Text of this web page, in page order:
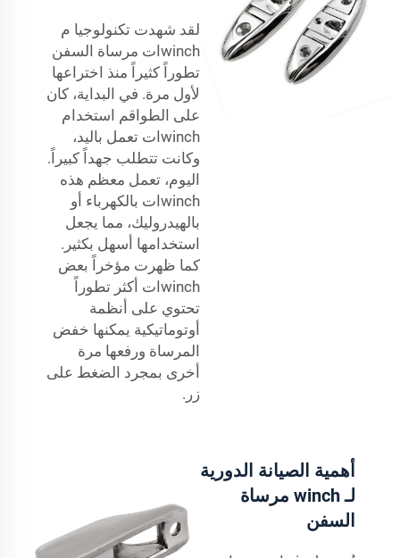
لقد شهدت تكنولوجيا م
winchات مرساة السفن
تطوراً كثيراً منذ اختراعها
لأول مرة. في البداية، كان
على الطواقم استخدام
winchات تعمل باليد،
وكانت تتطلب جهداً كبيراً.
اليوم، تعمل معظم هذه
winchات بالكهرباء أو
بالهيدروليك، مما يجعل
استخدامها أسهل بكثير.
كما ظهرت مؤخراً بعض
winchات أكثر تطوراً
تحتوي على أنظمة
أوتوماتيكية يمكنها خفض
المرساة ورفعها مرة
أخرى بمجرد الضغط على
زر.
أهمية الصيانة الدورية
لـ winch مرساة
السفن